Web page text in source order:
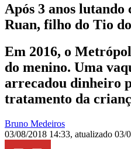
Após 3 anos
Ruan, filho do Tio
Em 2016, o
do menino. Uma
arrecadou dinheiro
tratamento da
Bruno Medeiros
03/08/2018 14:33, atualizado 03/